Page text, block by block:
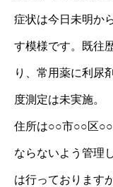
症状は今日未明か
す模様です。既往
り、常用薬に利尿
度測定は未実施。
住所は○○市○○区
ならないよう管理
は行っております